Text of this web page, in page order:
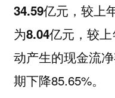
34.59亿元，较上
为8.04亿元，较
动产生的现金流
期下降85.65%。